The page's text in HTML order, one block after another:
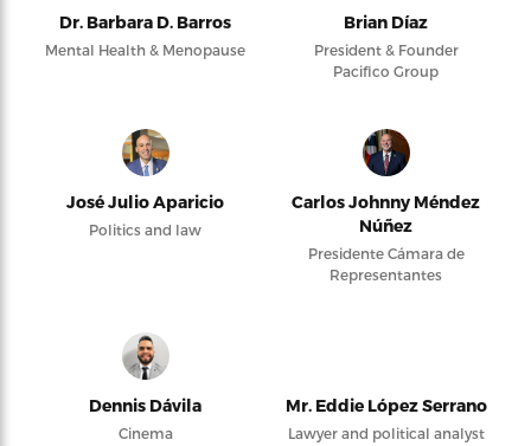
Dr. Barbara D. Barros
Mental Health & Menopause
Brian Díaz
President & Founder
Pacifico Group
José Julio Aparicio
Politics and law
Carlos Johnny Méndez
Núñez
Presidente Cámara de
Representantes
Dennis Dávila
Cinema
Mr. Eddie López Serrano
Lawyer and political analyst